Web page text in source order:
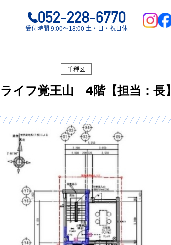
052-228-6770
受付時間 9:00〜18:00 土・日・祝日休
千種区
イフ覚王山 4階【担当：長】